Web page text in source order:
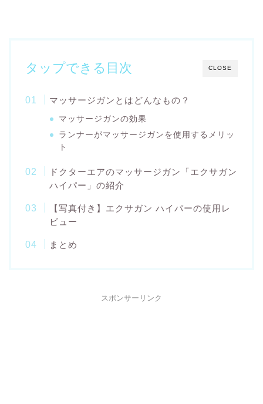
CLOSE
タップできる目次
マッサージガンとはどんなもの？
マッサージガンの効果
ランナーがマッサージガンを使用するメリッ
ト
ドクターエアのマッサージガン「エクサガン
ハイパー」の紹介
【写真付き】エクサガン ハイパーの使用レ
ビュー
まとめ
スポンサーリンク